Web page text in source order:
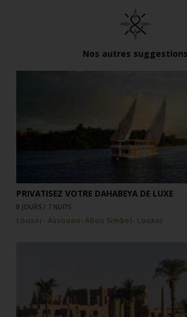
Nos autres suggestions
PRIVATISEZ VOTRE DAHABEYA DE LUXE
8 JOURS / 7 NUITS
Louxor- Assouan- Abou Simbel- Louxor